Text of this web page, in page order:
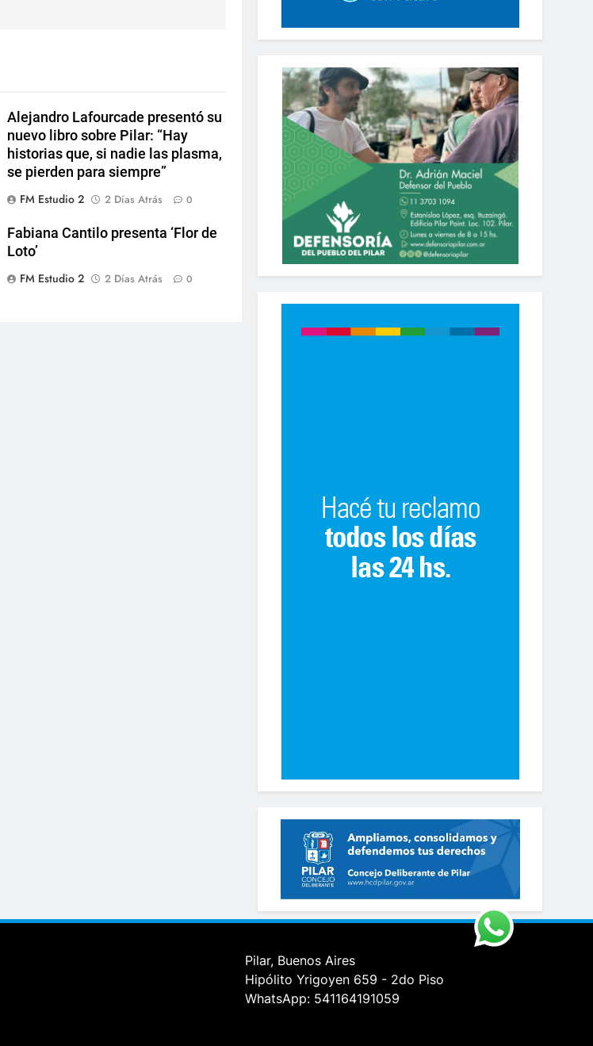
Alejandro Lafourcade presentó su
nuevo libro sobre Pilar: “Hay
historias que, si nadie las plasma,
se pierden para siempre”
FM Estudio 2
2 Días Atrás 0
Fabiana Cantilo presenta ‘Flor de
Loto’
FM Estudio 2
2 Días Atrás 0
Pilar, Buenos Aires
Hipólito Yrigoyen 659 - 2do Piso
WhatsApp: 541164191059